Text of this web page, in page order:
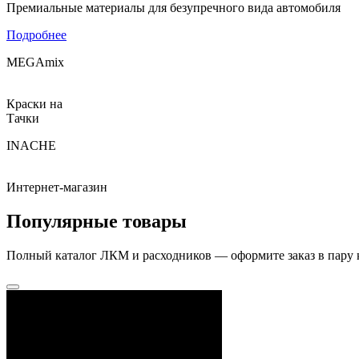
Премиальные материалы для безупречного вида автомобиля
Подробнее
MEGAmix
Краски на
Тачки
INACHE
Интернет-магазин
Популярные товары
Полный каталог ЛКМ и расходников — оформите заказ в пару